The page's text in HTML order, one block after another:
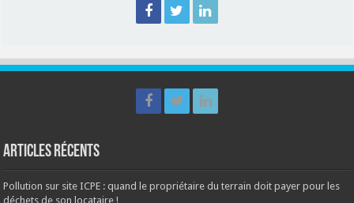
Articles récents
Pollution sur site ICPE : quand le propriétaire du terrain doit payer pour les
déchets de son locataire !